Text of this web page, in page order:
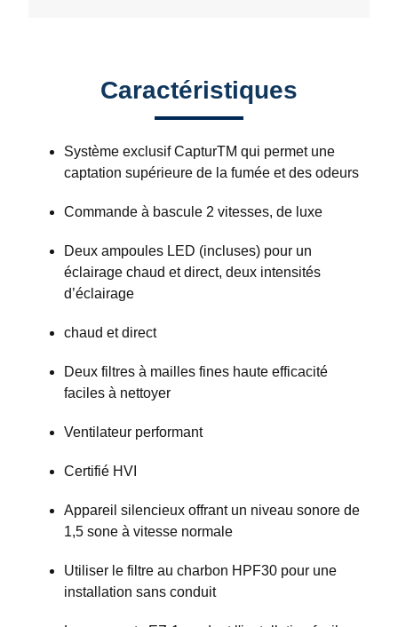
Caractéristiques
Système exclusif CapturTM qui permet une
captation supérieure de la fumée et des odeurs
Commande à bascule 2 vitesses, de luxe
Deux ampoules LED (incluses) pour un
éclairage chaud et direct, deux intensités
d’éclairage
chaud et direct
Deux filtres à mailles fines haute efficacité
faciles à nettoyer
Ventilateur performant
Certifié HVI
Appareil silencieux offrant un niveau sonore de
1,5 sone à vitesse normale
Utiliser le filtre au charbon HPF30 pour une
installation sans conduit